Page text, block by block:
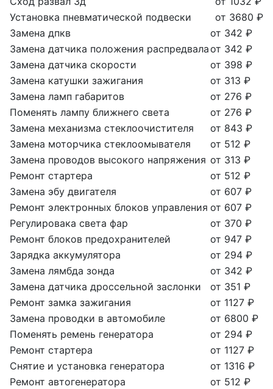
Установка пневматической подвески
от 3680 ₽
Замена дпкв
от 342 ₽
Замена датчика положения распредвалаот 342 ₽
Замена датчика скорости
от 398 ₽
Замена катушки зажигания
от 313 ₽
Замена ламп габаритов
от 276 ₽
Поменять лампу ближнего света
от 276 ₽
Замена механизма стеклоочистителя
от 843 ₽
Замена моторчика стеклоомывателя
от 512 ₽
Замена проводов высокого напряжения от 313 ₽
Ремонт стартера
от 512 ₽
Замена эбу двигателя
от 607 ₽
Ремонт электронных блоков управления от 607 ₽
Регулировака света фар
от 370 ₽
Ремонт блоков предохранителей
от 947 ₽
Зарядка аккумулятора
от 294 ₽
Замена лямбда зонда
от 342 ₽
Замена датчика дроссельной заслонки
от 351 ₽
Ремонт замка зажигания
от 1127 ₽
Замена проводки в автомобиле
от 6800 ₽
Поменять ремень генератора
от 294 ₽
Ремонт стартера
от 1127 ₽
Снятие и установка генератора
от 1316 ₽
Ремонт автогенератора
от 512 ₽